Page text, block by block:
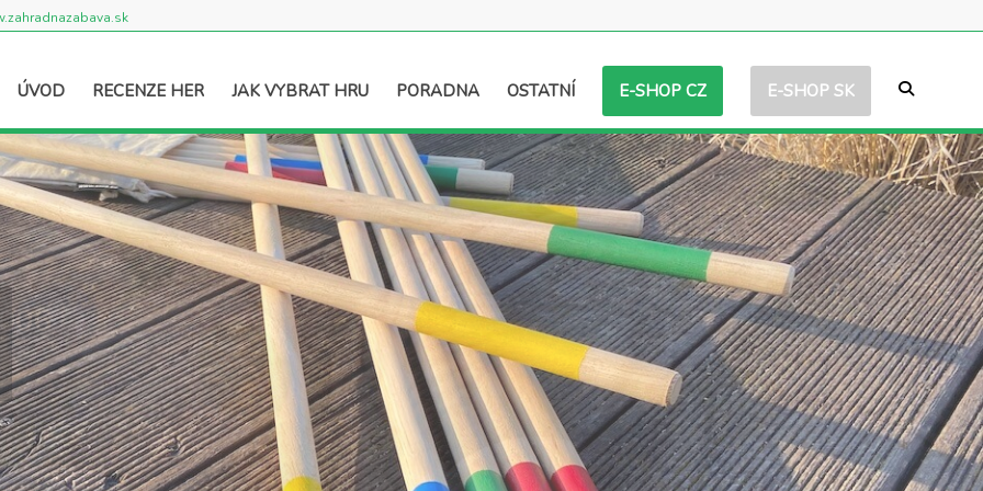
ÚVOD RECENZE HER JAK VYBRAT HRU PORADNA OSTATNÍ E-SHOP CZ E-SHOP SK